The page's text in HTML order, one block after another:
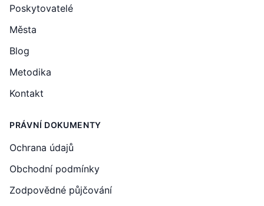
Poskytovatelé
Města
Blog
Metodika
Kontakt
PRÁVNÍ DOKUMENTY
Ochrana údajů
Obchodní podmínky
Zodpovědné půjčování